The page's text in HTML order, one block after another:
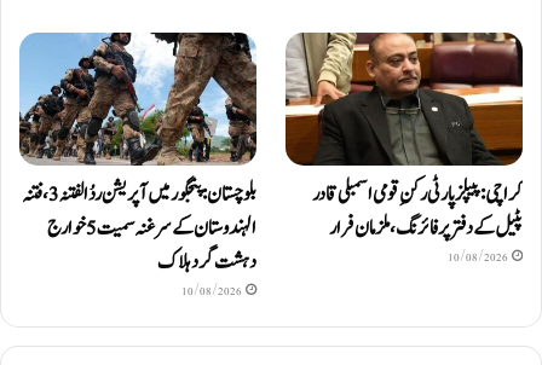
کراچی: پیپلز پارٹی رکنِ قومی اسمبلی قادر
پٹیل کے دفتر پر فائرنگ، ملزمان فرار
10/08/2026
بلوچستان: پنجگور میں آپریشن ردُالفتنہ 3، فتنہ
الہندوستان کے سرغنہ سمیت 5 خوارج
دہشت گرد ہلاک
10/08/2026